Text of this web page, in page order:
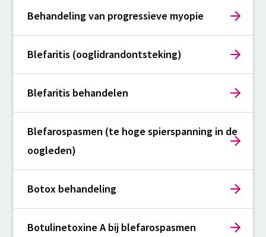
Behandeling van progressieve myopie
Blefaritis (ooglidrandontsteking)
Blefaritis behandelen
Blefarospasmen (te hoge spierspanning in de
oogleden)
Botox behandeling
Botulinetoxine A bij blefarospasmen